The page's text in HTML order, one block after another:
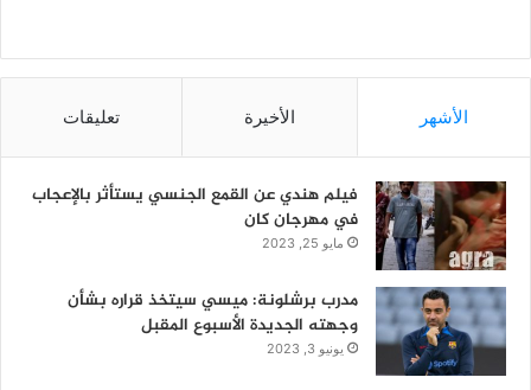
الأشهر الأخيرة تعليقات
فيلم هندي عن القمع الجنسي يستأثر بالإعجاب
في مهرجان كان
مايو 25, 2023
مدرب برشلونة: ميسي سيتخذ قراره بشأن
وجهته الجديدة الأسبوع المقبل
يونيو 3, 2023